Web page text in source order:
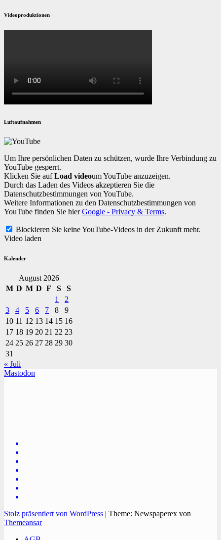
Videoproduktionen
Luftaufnahmen
Um Ihre persönlichen Daten zu schützen, wurde Ihre Verbindung zu
YouTube gesperrt.
Klicken Sie aufLoad videoum YouTube anzuzeigen.
Durch das Laden des Videos akzeptieren Sie die
Datenschutzbestimmungen von YouTube.
Weitere Informationen zu den Datenschutzbestimmungen von
YouTube finden Sie hierGoogle - Privacy & Terms.
Blockieren Sie keine YouTube-Videos in der Zukunft mehr.
Video laden
Kalender
August 2026
M D M D F S
S
1
2
3
4 5 6 7 8
9
10 11 12 13 14 15 16
17 18 19 20 21 22 23
24 25 26 27 28 29 30
31
« Juli
Mastodon
Stolz präsentiert von WordPress | Theme: Newspaperex von
Themeansar